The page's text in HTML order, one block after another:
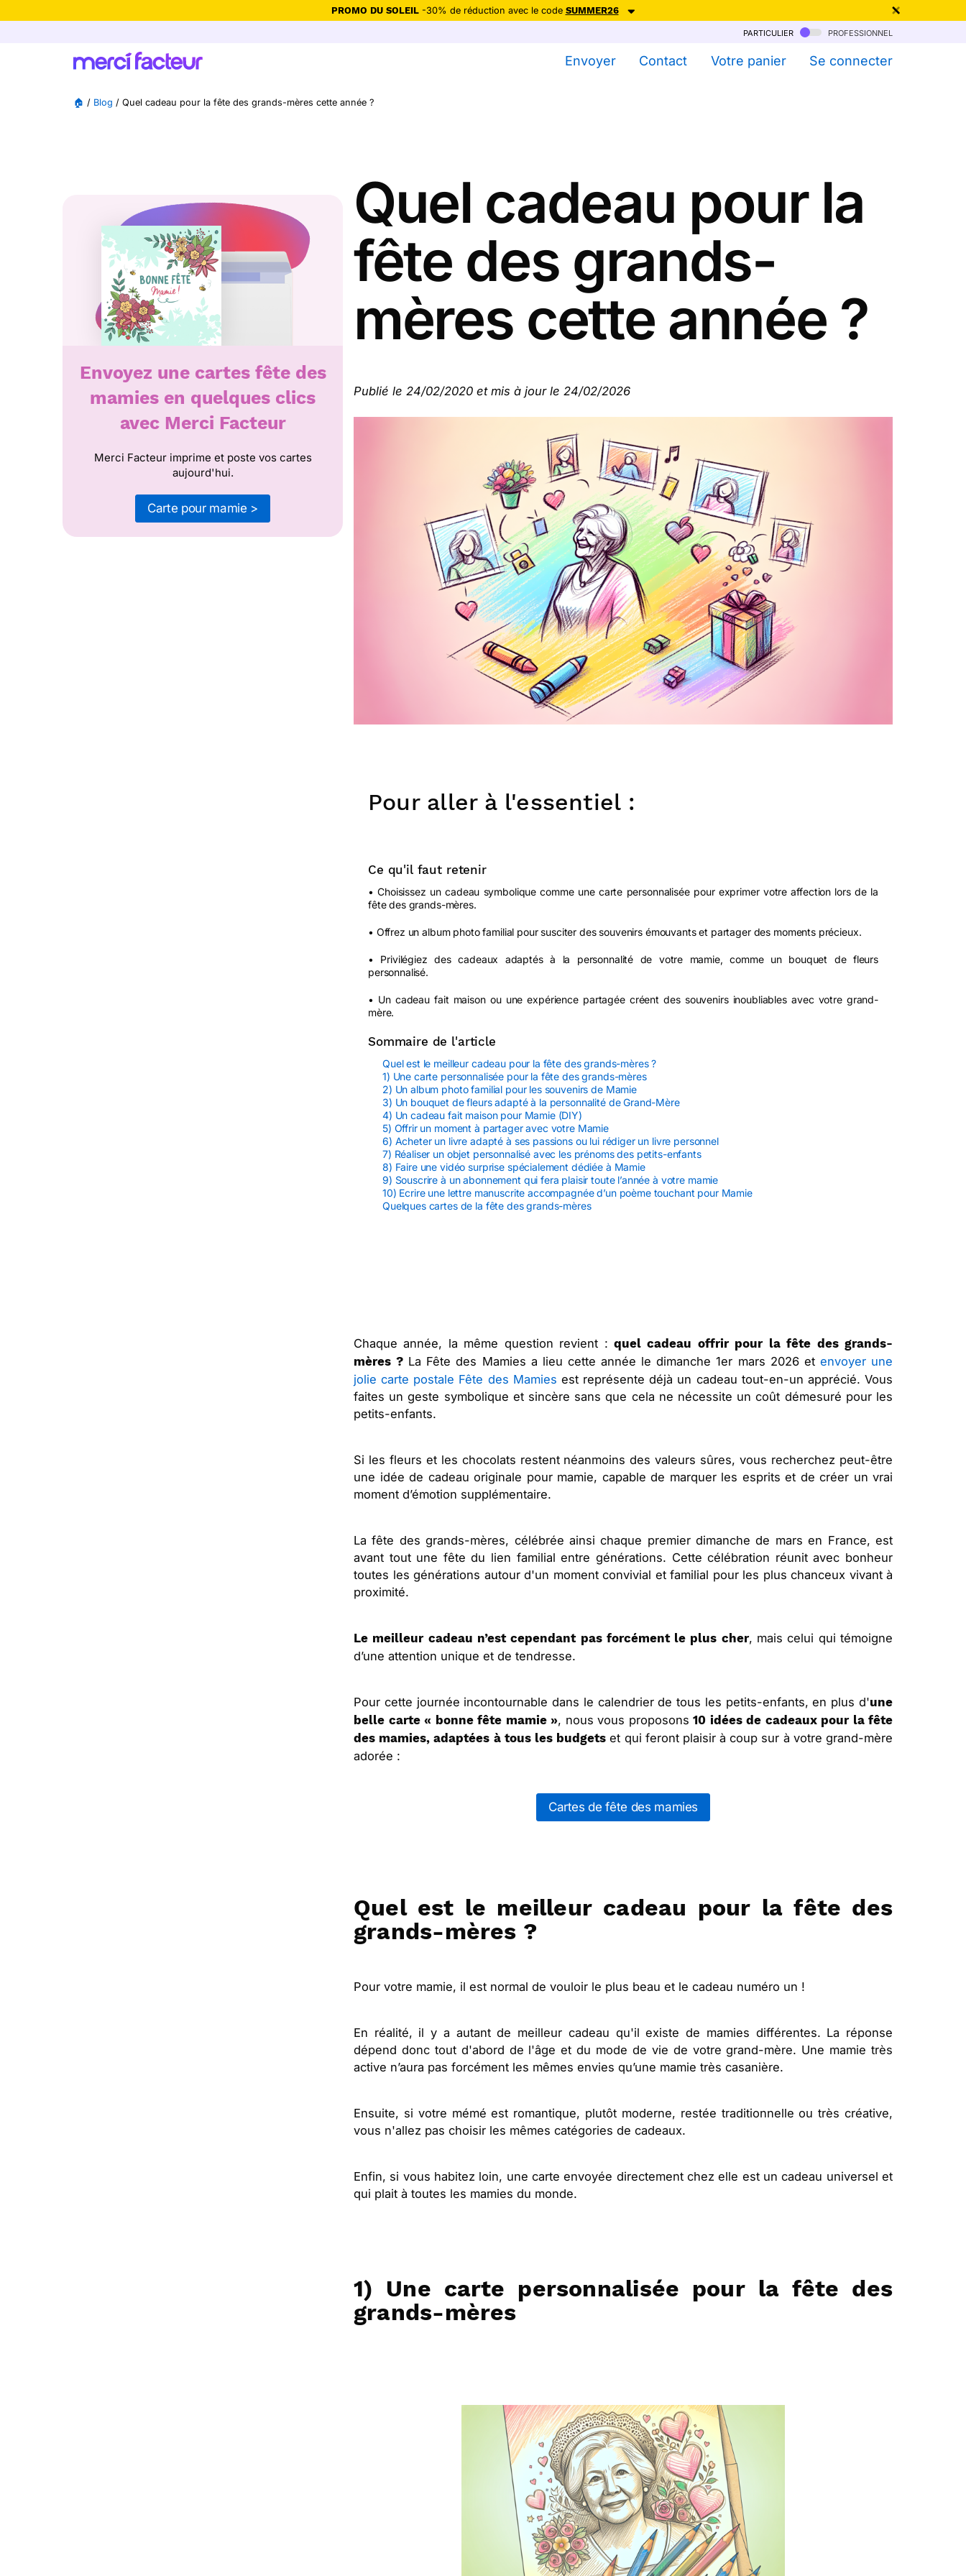
PROMO DU SOLEIL-30% de réduction avec le code SUMMER26
particulier professionnel
Envoyer Contact Votre panier Se connecter
🏠 / Blog / Quel cadeau pour la fête des grands-mères cette année ?
Envoyez une cartes fête des
mamies en quelques clics
avec Merci Facteur
Merci Facteur imprime et poste vos cartes
aujourd'hui.
Carte pour mamie >
Quel cadeau pour la
fête des grands-
mères cette année ?
Publié le 24/02/2020 et mis à jour le 24/02/2026
Pour aller à l'essentiel :
Ce qu'il faut retenir
• Choisissez un cadeau symbolique comme une carte personnalisée pour exprimer votre affection lors de la
fête des grands-mères.
• Offrez un album photo familial pour susciter des souvenirs émouvants et partager des moments précieux.
• Privilégiez des cadeaux adaptés à la personnalité de votre mamie, comme un bouquet de fleurs
personnalisé.
• Un cadeau fait maison ou une expérience partagée créent des souvenirs inoubliables avec votre grand-
mère.
Sommaire de l'article
Quel est le meilleur cadeau pour la fête des grands-mères ?
1) Une carte personnalisée pour la fête des grands-mères
2) Un album photo familial pour les souvenirs de Mamie
3) Un bouquet de fleurs adapté à la personnalité de Grand-Mère
4) Un cadeau fait maison pour Mamie (DIY)
5) Offrir un moment à partager avec votre Mamie
6) Acheter un livre adapté à ses passions ou lui rédiger un livre personnel
7) Réaliser un objet personnalisé avec les prénoms des petits-enfants
8) Faire une vidéo surprise spécialement dédiée à Mamie
9) Souscrire à un abonnement qui fera plaisir toute l’année à votre mamie
10) Ecrire une lettre manuscrite accompagnée d’un poème touchant pour Mamie
Quelques cartes de la fête des grands-mères
Chaque année, la même question revient : quel cadeau offrir pour la fête des grands-
mères ? La Fête des Mamies a lieu cette année le dimanche 1er mars 2026 et envoyer une
jolie carte postale Fête des Mamies est représente déjà un cadeau tout-en-un apprécié. Vous
faites un geste symbolique et sincère sans que cela ne nécessite un coût démesuré pour les
petits-enfants.
Si les fleurs et les chocolats restent néanmoins des valeurs sûres, vous recherchez peut-être
une idée de cadeau originale pour mamie, capable de marquer les esprits et de créer un vrai
moment d’émotion supplémentaire.
La fête des grands-mères, célébrée ainsi chaque premier dimanche de mars en France, est
avant tout une fête du lien familial entre générations. Cette célébration réunit avec bonheur
toutes les générations autour d'un moment convivial et familial pour les plus chanceux vivant à
proximité.
Le meilleur cadeau n’est cependant pas forcément le plus cher, mais celui qui témoigne
d’une attention unique et de tendresse.
Pour cette journée incontournable dans le calendrier de tous les petits-enfants, en plus d'une
belle carte « bonne fête mamie », nous vous proposons 10 idées de cadeaux pour la fête
des mamies, adaptées à tous les budgets et qui feront plaisir à coup sur à votre grand-mère
adorée :
Cartes de fête des mamies
Quel est le meilleur cadeau pour la fête des
grands-mères ?
Pour votre mamie, il est normal de vouloir le plus beau et le cadeau numéro un !
En réalité, il y a autant de meilleur cadeau qu'il existe de mamies différentes. La réponse
dépend donc tout d'abord de l'âge et du mode de vie de votre grand-mère. Une mamie très
active n’aura pas forcément les mêmes envies qu’une mamie très casanière.
Ensuite, si votre mémé est romantique, plutôt moderne, restée traditionnelle ou très créative,
vous n'allez pas choisir les mêmes catégories de cadeaux.
Enfin, si vous habitez loin, une carte envoyée directement chez elle est un cadeau universel et
qui plait à toutes les mamies du monde.
1) Une carte personnalisée pour la fête des
grands-mères